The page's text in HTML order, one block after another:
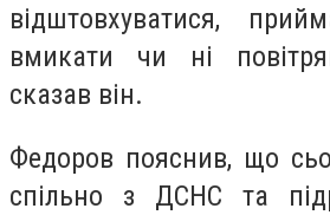
відштовхуватися,
вмикати чи ні
сказав він.
Федоров пояснив, що
спільно з ДСНС та